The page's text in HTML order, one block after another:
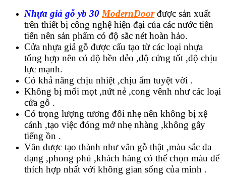
Giới thiệu CEO
Nhựa giả gỗ yb 30 ModernDoorđược sản xuất
trên thiết bị công nghệ hiện đại của các nước tiên
tiến nên sản phẩm có độ sắc nét hoàn hảo.
Cửa nhựa giả gỗ được cấu tạo từ các loại nhựa
tổng hợp nên có độ bền dẻo ,độ cứng tốt ,độ chịu
lực mạnh.
Có khả năng chịu nhiệt ,chịu ẩm tuyệt vời .
Không bị mối mọt ,nứt nẻ ,cong vênh như các loại
cửa gỗ .
Có trọng lượng tương đối nhẹ nên không bị xệ
cánh ,tạo việc đóng mở nhẹ nhàng ,không gây
tiếng ồn .
Vân được tạo thành như vân gỗ thật ,màu sắc đa
dạng ,phong phú ,khách hàng có thể chọn màu để
thích hợp nhất với không gian sống của mình .